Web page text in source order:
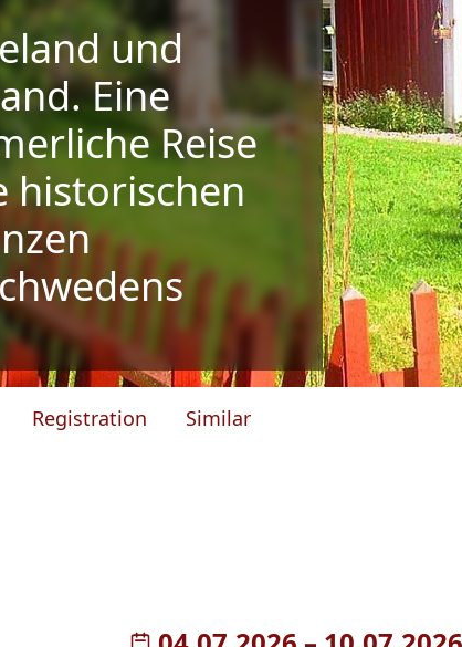
und
Eine
Reise
historischen
Registration Similar